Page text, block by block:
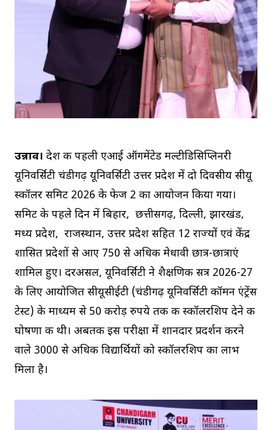
उन्नाव। देश की पहली एआई ऑगमेंटेड मल्टीडिसिप्लिनरी
यूनिवर्सिटी चंडीगढ़ यूनिवर्सिटी उत्तर प्रदेश में दो दिवसीय सीयू
स्कॉलर समिट 2026 के फेज 2 का आयोजन किया गया।
समिट के पहले दिन में बिहार, छत्तीसगढ़, दिल्ली, झारखंड,
मध्य प्रदेश, राजस्थान, उत्तर प्रदेश सहित 12 राज्यों एवं केंद्र
शासित प्रदेशों से आए 750 से अधिक मेधावी छात्र-छात्राएं
शामिल हुए। दरअसल, यूनिवर्सिटी ने शैक्षणिक सत्र 2026-27
के लिए आयोजित सीयूसीईटी (चंडीगढ़ यूनिवर्सिटी कॉमन एंट्रेंस
टेस्ट) के माध्यम से 50 करोड़ रुपये तक की स्कॉलरशिप देने की
घोषणा की थी। अबतक इस परीक्षा में शानदार प्रदर्शन करने
वाले 3000 से अधिक विद्यार्थियों को स्कॉलरशिप का लाभ
मिला है।